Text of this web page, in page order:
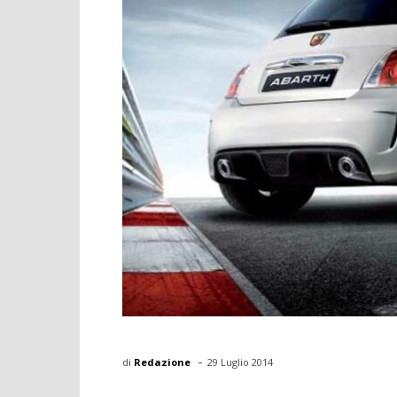
di Redazione - 29 Luglio 2014